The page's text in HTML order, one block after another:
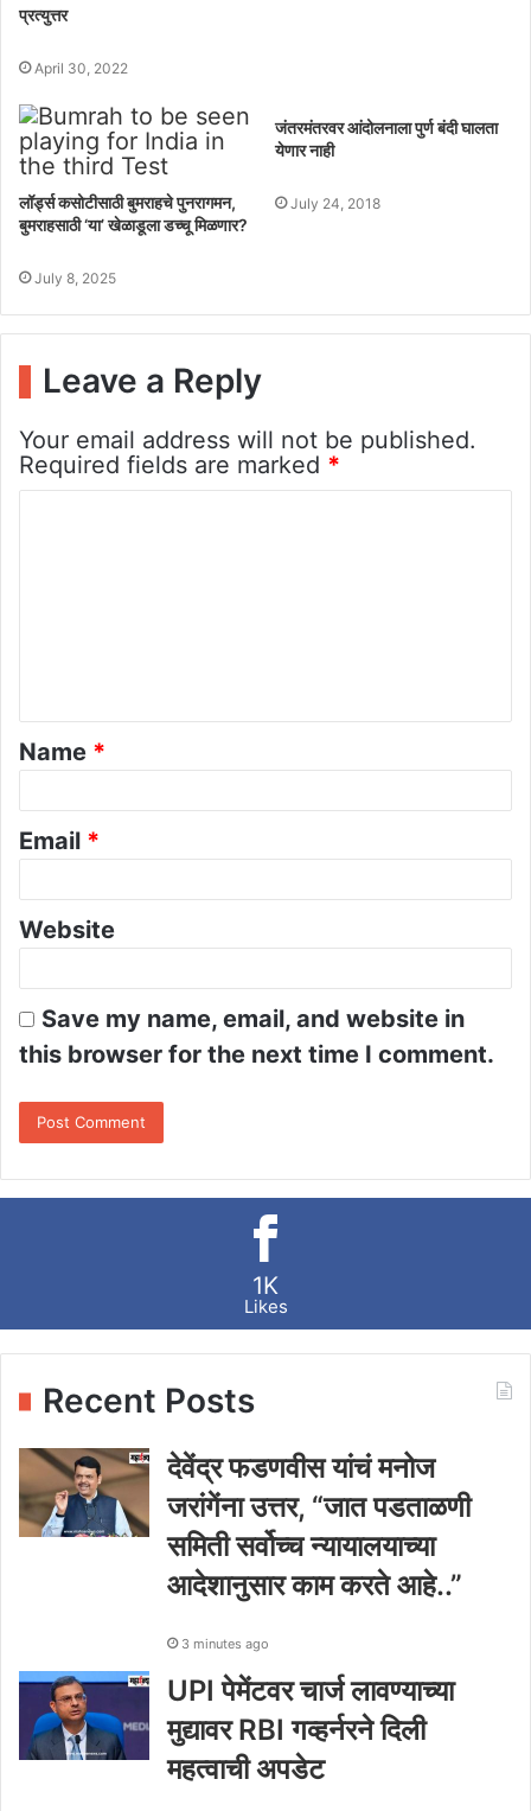
प्रत्युत्तर
April 30, 2022
लॉर्ड्स कसोटीसाठी बुमराहचे पुनरागमन,
बुमराहसाठी ‘या’ खेळाडूला डच्चू मिळणार?
July 8, 2025
जंतरमंतरवर आंदोलनाला पुर्ण बंदी घालता
येणार नाही
July 24, 2018
Leave a Reply
Your email address will not be published.
Required fields are marked *
t
*
Name *
Email *
Website
Save my name, email, and website in
this browser for the next time I comment.
1K
Likes
Recent Posts
देवेंद्र फडणवीस यांचं मनोज
जरांगेंना उत्तर, “जात पडताळणी
समिती सर्वोच्च न्यायालयाच्या
आदेशानुसार काम करते आहे..”
3 minutes ago
UPI पेमेंटवर चार्ज लावण्याच्या
मुद्यावर RBI गव्हर्नरने दिली
महत्वाची अपडेट